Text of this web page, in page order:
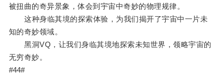
被扭曲的奇异景象，体会到宇宙中奇妙的物理规律。
这种身临其境的探索体验，为我们揭开了宇宙中一片未
知的奇妙领域。
黑洞VQ，让我们身临其境地探索未知世界，领略宇宙的
无穷奇妙。
#44#